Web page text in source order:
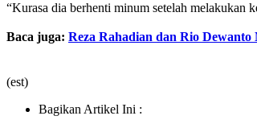
“Kurasa dia berhenti minum setelah melakukan
Baca juga: Reza Rahadian dan Rio
(est)
Bagikan Artikel Ini :